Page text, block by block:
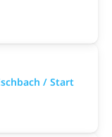
/ Start